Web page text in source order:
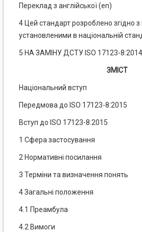
Переклад з англійської (еn)
4 Цей стандарт розроблено згідно
установленими в національній
5 НА ЗАМІНУ ДСТУ ISO 17123-8:2014
ЗМІСТ
Національний вступ
Передмова до ISO 17123-8:2015
Вступ до ISO 17123-8:2015
1 Сфера застосування
2 Нормативні посилання
3 Терміни та визначення понять
4 Загальні положення
4.1 Преамбула
4.2 Вимоги